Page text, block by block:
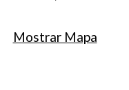
Mostrar Mapa